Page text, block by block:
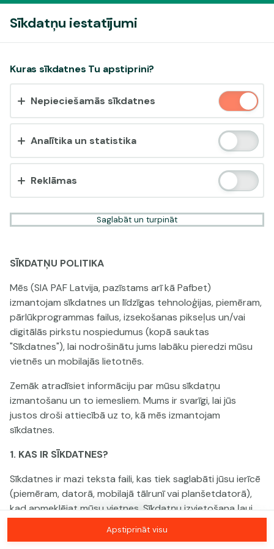
Šai spēlei nav pieejama demo versija. Lūdzu,
pieslēdzies, lai spēlētu ar īstu naudu.
Pieslēgties
Vai pieņemt sīkdatnes?
Šī vietne izmanto 3 dažādu veidu sīkdatnes: obligāti
nepieciešamās, analītikas un statistikas, reklāmas.
Apstiprināt visu
Sīkdatņu iestatījumi
Kuras sīkdatnes Tu apstiprini?
Nepieciešamās sīkdatnes
Analītika un statistika
Reklāmas
Saglabāt un turpināt
SĪKDATŅU POLITIKA
Mēs (SIA PAF Latvija, pazīstams arī kā Pafbet)
izmantojam sīkdatnes un līdzīgas tehnoloģijas, piemēram,
pārlūkprogrammas failus, izsekošanas pikseļus un/vai
digitālās pirkstu nospiedumus (kopā sauktas
"Sīkdatnes"), lai nodrošinātu jums labāku pieredzi mūsu
vietnēs un mobilajās lietotnēs.
Zemāk atradīsiet informāciju par mūsu sīkdatņu
izmantošanu un to iemesliem. Mums ir svarīgi, lai jūs
justos droši attiecībā uz to, kā mēs izmantojam
sīkdatnes.
1. KAS IR SĪKDATNES?
Sīkdatnes ir mazi teksta faili, kas tiek saglabāti jūsu ierīcē
(piemēram, datorā, mobilajā tālrunī vai planšetdatorā),
kad apmeklējat mūsu vietnes. Sīkdatņu izvietošana ļauj
mums jūs atpazīt un saprast, kā jūs izmantojat mūsu
vietnes, kas palīdz mums uzlabot jūsu pieredzi un
Apstiprināt visu